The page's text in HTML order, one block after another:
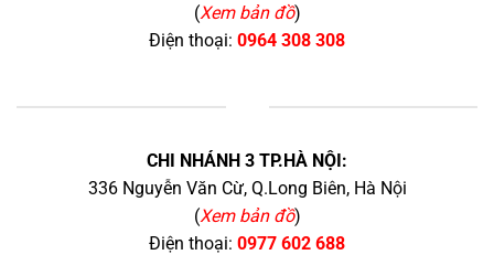
(Xem bản đồ)
Điện thoại: 0964 308 308
CHI NHÁNH 3 TP.HÀ NỘI:
336 Nguyễn Văn Cừ, Q.Long Biên, Hà Nội
(Xem bản đồ)
Điện thoại: 0977 602 688